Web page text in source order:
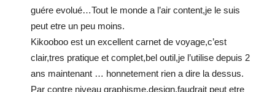
guére evolué…Tout le monde a l’air content,je le suis
peut etre un peu moins.
Kikooboo est un excellent carnet de voyage,c’est
clair,tres pratique et complet,bel outil,je l’utilise depuis 2
ans maintenant … honnetement rien a dire la dessus.
Par contre niveau graphisme,design,faudrait peut etre